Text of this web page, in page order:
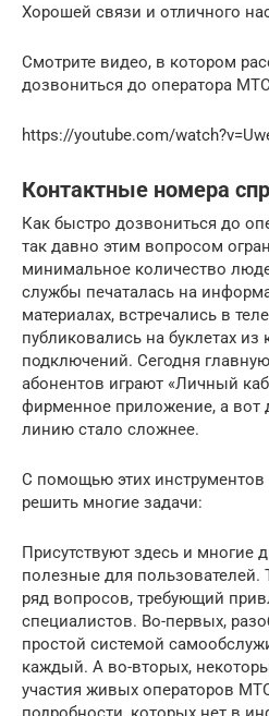
Хорошей связи и отличного
Смотрите видео, в котором
дозвониться до оператора
https://youtube.com/
Контактные номера
Как быстро дозвониться до
так давно этим вопросом
минимальное количество
службы печаталась на
материалах, встречались в
публиковались на буклетах из
подключений. Сегодня
абонентов играют «Личный
фирменное приложение, а вот
линию стало сложнее.
С помощью этих
решить многие задачи:
Присутствуют здесь и многие
полезные для пользователей.
ряд вопросов, требующий
специалистов. Во-первых,
простой системой
каждый. А во-вторых,
участия живых операторов